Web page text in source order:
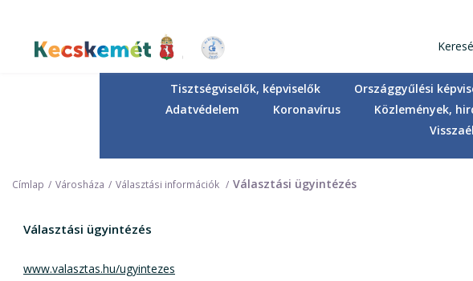
tartalomra
Kecskemét Város Honlapja
Tisztségviselők, képviselők Országgyűlési
Adatvédelem
Koronavírus Közlemények,
Címlap Városháza Választási információk Választási ügyintézés
Választási ügyintézés
www.valasztas.hu/ugyintezes